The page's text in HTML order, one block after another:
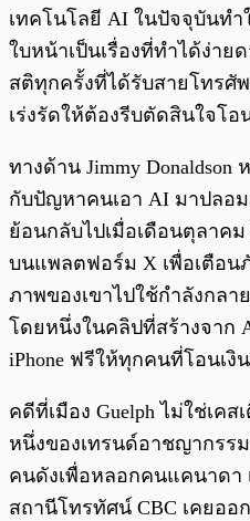
เทคโนโลยี AI ในปัจจุบันทำ
ใบหน้าเป็นเรื่องที่ทำได้ง่าย
สติทุกครั้งที่ได้รับสายโทรศั
เร่งรัดให้ต้องรีบตัดสินใจโอ
ทางด้าน Jimmy Donaldson
กับปัญหาคนเอา AI มาปลอ
ย้อนกลับไปเมื่อเดือนตุลาคม
บนแพลตฟอร์ม X เพื่อเตือน
ภาพของเขาไปใช้กำลังกล
โดยหนึ่งในคลิปที่สร้างจาก
iPhone ฟรีให้ทุกคนที่โอนเงิ
คดีที่เมือง Guelph ไม่ใช่เค
หนึ่งของเทรนด์อาชญากรร
คนดังเพื่อหลอกคนแคนาดา
สถานีโทรทัศน์ CBC เคยอ